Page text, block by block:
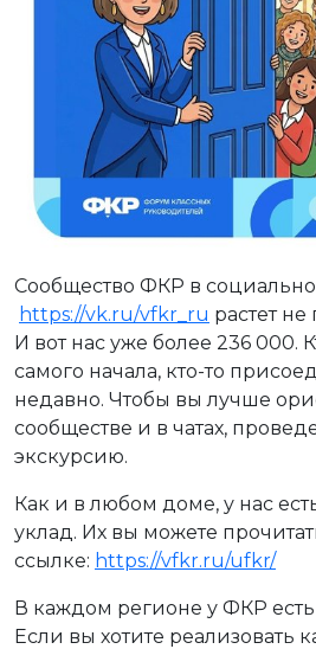
Сообщество ФКР в
https://vk.ru/vfkr_ru растет
И вот нас уже более 236 000.
самого начала, кто-то
недавно. Чтобы вы лучше
сообществе и в чатах,
экскурсию.
Как и в любом доме, у нас
уклад. Их вы можете
ссылке: https://vfkr.ru/ufkr/
В каждом регионе у ФКР
Если вы хотите реализовать